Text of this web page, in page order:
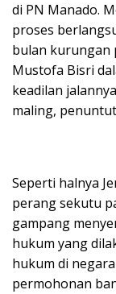
di PN Manado.
proses
bulan kurungan
Mustofa Bisri
keadilan
maling,
Seperti halnya
perang sekutu
gampang
hukum yang
hukum di
permohonan